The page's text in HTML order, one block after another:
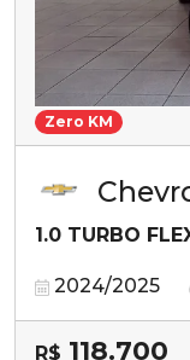
Zero KM
1.0 TURBO
2024/2025
R$ 118.700